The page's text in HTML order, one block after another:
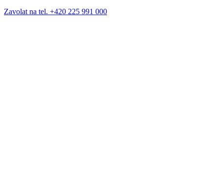
Zavolat na tel. +420 225 991 000